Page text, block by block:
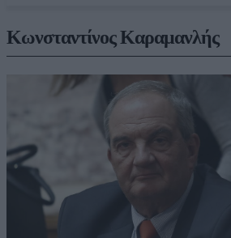
Κωνσταντίνος Καραμανλής